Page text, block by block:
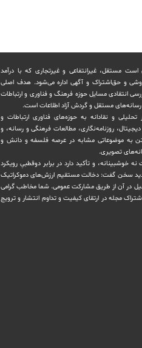
است مستقل، غیرانتفاعی و غیرتجاری که با درآمد
و حق‌اشتراک و آگهی اداره می‌شود. ‏هدف اصلی
انتقادی مسایل حوزه فرهنگ و فناوری و ارتباطات
مستقل و‌ گردش ‏آزاد اطلاعات است.
تحلیلی و نقادانه به حوزه‌های فناوری ارتباطات و
دیجیتال، روزنامه‌نگاری، ‏مطالعات فرهنگی و رسانه، و
به موضوعاتی مشابه در عرصه فلسفه و دانش و
تصویری.
نه خوشبینانه، و تأکید دارد ‏در برابر دوقطبیِ رویکرد
جدید سخن گفت: دخالت مستقیم ارزش‌های دموکراتیک
در آن از طریق مشاركت عمومی. شما مخاطب گرامی
مجله در ارتقای کیفیت و تداوم انتشار و ترویج